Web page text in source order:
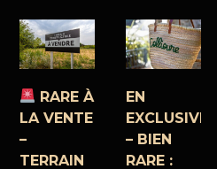
RARE À
LA VENTE
–
TERRAIN
EN
EXCLUSIVITÉ
– BIEN
RARE :